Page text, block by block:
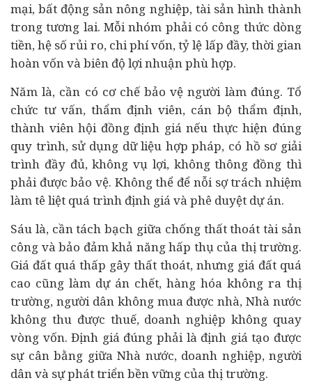
mại, bất động sản nông nghiệp, tài sản hình thành
trong tương lai. Mỗi nhóm phải có công thức dòng
tiền, hệ số rủi ro, chi phí vốn, tỷ lệ lấp đầy, thời gian
hoàn vốn và biên độ lợi nhuận phù hợp.
Năm là, cần có cơ chế bảo vệ người làm đúng. Tổ
chức tư vấn, thẩm định viên, cán bộ thẩm định,
thành viên hội đồng định giá nếu thực hiện đúng
quy trình, sử dụng dữ liệu hợp pháp, có hồ sơ giải
trình đầy đủ, không vụ lợi, không thông đồng thì
phải được bảo vệ. Không thể để nỗi sợ trách nhiệm
làm tê liệt quá trình định giá và phê duyệt dự án.
Sáu là, cần tách bạch giữa chống thất thoát tài sản
công và bảo đảm khả năng hấp thụ của thị trường.
Giá đất quá thấp gây thất thoát, nhưng giá đất quá
cao cũng làm dự án chết, hàng hóa không ra thị
trường, người dân không mua được nhà, Nhà nước
không thu được thuế, doanh nghiệp không quay
vòng vốn. Định giá đúng phải là định giá tạo được
sự cân bằng giữa Nhà nước, doanh nghiệp, người
dân và sự phát triển bền vững của thị trường.